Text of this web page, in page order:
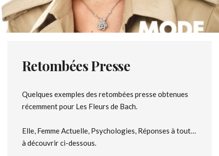
Retombées Presse
Quelques exemples des retombées presse obtenues
récemment pour Les Fleurs de Bach.
Elle, Femme Actuelle, Psychologies, Réponses à tout…
à découvrir ci-dessous.